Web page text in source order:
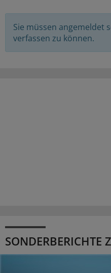
Sie müssen angemeldet
verfassen zu können.
SONDERBERICHTE